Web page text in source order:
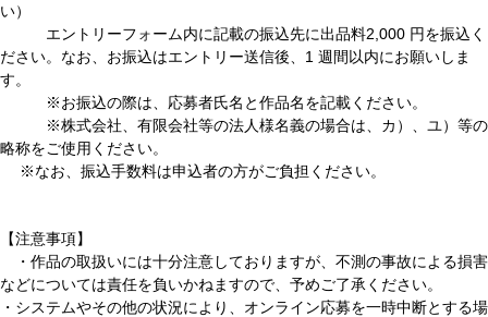
い）
エントリーフォーム内に記載の振込先に出品料2,000 円を振込く
ださい。なお、お振込はエントリー送信後、1 週間以内にお願いしま
す。
※お振込の際は、応募者氏名と作品名を記載ください。
※株式会社、有限会社等の法人様名義の場合は、カ）、ユ）等の
略称をご使用ください。
※なお、振込手数料は申込者の方がご負担ください。
【注意事項】
・作品の取扱いには十分注意しておりますが、不測の事故による損害
などについては責任を負いかねますので、予めご了承ください。
・システムやその他の状況により、オンライン応募を一時中断とする場